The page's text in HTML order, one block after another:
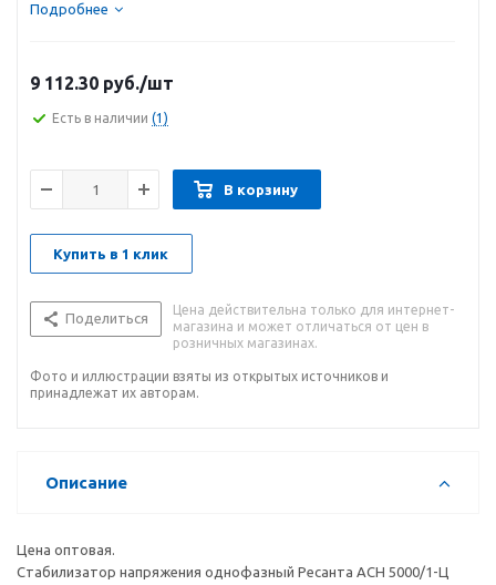
Подробнее
9 112.30 руб./шт
Есть в наличии (1)
В корзину
Купить в 1 клик
Поделиться
Цена действительна только для интернет-
магазина и может отличаться от цен в
розничных магазинах.
Фото и иллюстрации взяты из открытых источников и
принадлежат их авторам.
Описание
Цена оптовая.
Стабилизатор напряжения однофазный Ресанта АСН 5000/1-Ц